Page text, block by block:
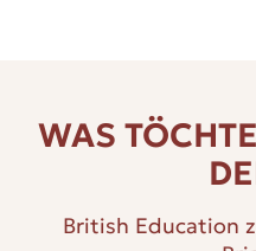
WAS
British Education